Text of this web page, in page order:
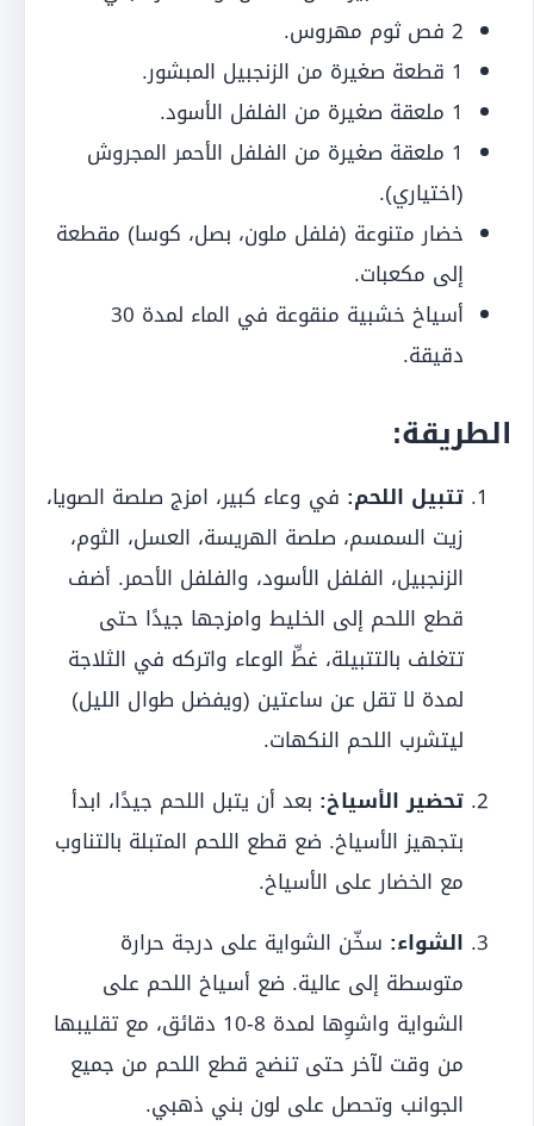
2 فص ثوم مهروس.
1 قطعة صغيرة من الزنجبيل المبشور.
1 ملعقة صغيرة من الفلفل الأسود.
1 ملعقة صغيرة من الفلفل الأحمر المجروش
(اختياري).
خضار متنوعة (فلفل ملون، بصل، كوسا) مقطعة
إلى مكعبات.
أسياخ خشبية منقوعة في الماء لمدة 30
دقيقة.
الطريقة:
تتبيل اللحم: في وعاء كبير، امزج صلصة الصويا،
زيت السمسم، صلصة الهريسة، العسل، الثوم،
الزنجبيل، الفلفل الأسود، والفلفل الأحمر. أضف
قطع اللحم إلى الخليط وامزجها جيدًا حتى
تتغلف بالتتبيلة، غطِّ الوعاء واتركه في الثلاجة
لمدة لا تقل عن ساعتين (ويفضل طوال الليل)
ليتشرب اللحم النكهات.
تحضير الأسياخ: بعد أن يتبل اللحم جيدًا، ابدأ
بتجهيز الأسياخ. ضع قطع اللحم المتبلة بالتناوب
مع الخضار على الأسياخ.
الشواء: سخّن الشواية على درجة حرارة
متوسطة إلى عالية. ضع أسياخ اللحم على
الشواية واشوِها لمدة 8-10 دقائق، مع تقليبها
من وقت لآخر حتى تنضج قطع اللحم من جميع
الجوانب وتحصل على لون بني ذهبي.